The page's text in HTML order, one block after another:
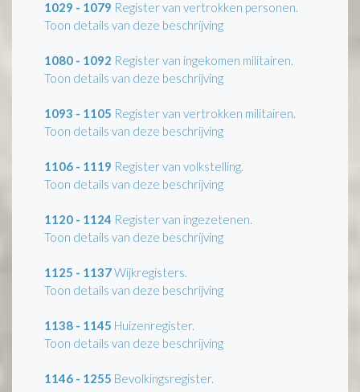
1029 - 1079 Register van vertrokken personen.
Toon details van deze beschrijving
1080 - 1092 Register van ingekomen militairen.
Toon details van deze beschrijving
1093 - 1105 Register van vertrokken militairen.
Toon details van deze beschrijving
1106 - 1119 Register van volkstelling.
Toon details van deze beschrijving
1120 - 1124 Register van ingezetenen.
Toon details van deze beschrijving
1125 - 1137Wijkregisters.
Toon details van deze beschrijving
1138 - 1145 Huizenregister.
Toon details van deze beschrijving
1146 - 1255 Bevolkingsregister.